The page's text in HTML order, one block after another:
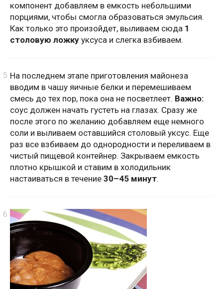
компонент добавляем в емкость небольшими
порциями, чтобы смогла образоваться эмульсия.
Как только это произойдет, выливаем сюда 1
столовую ложку уксуса и слегка взбиваем.
На последнем этапе приготовления майонеза
вводим в чашу яичные белки и перемешиваем
смесь до тех пор, пока она не посветлеет. Важно:
соус должен начать густеть на глазах. Сразу же
после этого по желанию добавляем еще немного
соли и выливаем оставшийся столовый уксус. Еще
раз все взбиваем до однородности и переливаем в
чистый пищевой контейнер. Закрываем емкость
плотно крышкой и ставим в холодильник
настаиваться в течение 30–45 минут.